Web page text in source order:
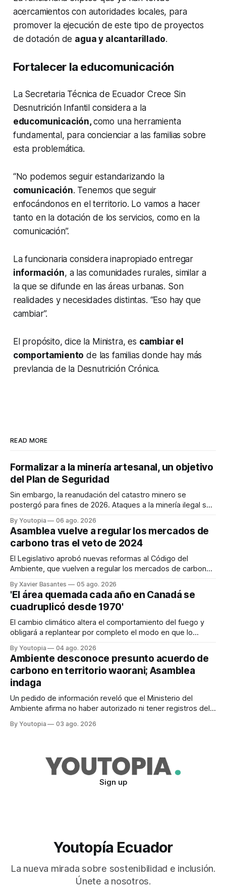
acercamientos con autoridades locales, para
promover la ejecución de este tipo de proyectos
de dotación de agua y alcantarillado.
Fortalecer la educomunicación
La Secretaria Técnica de Ecuador Crece Sin
Desnutrición Infantil considera a la
educomunicación,como una herramienta
fundamental, para concienciar a las familias sobre
esta problemática.
“No podemos seguir estandarizando la
comunicación. Tenemos que seguir
enfocándonos en el territorio. Lo vamos a hacer
tanto en la dotación de los servicios, como en la
comunicación”.
La funcionaria considera inapropiado entregar
información, a las comunidades rurales, similar a
la que se difunde en las áreas urbanas. Son
realidades y necesidades distintas. “Eso hay que
cambiar”.
El propósito, dice la Ministra, es cambiar el
comportamiento de las familias donde hay más
prevlancia de la Desnutrición Crónica.
READ MORE
Formalizar a la minería artesanal, un objetivo
del Plan de Seguridad
Sin embargo, la reanudación del catastro minero se
postergó para fines de 2026. Ataques a la minería ilegal se
By Youtopia 06 ago. 2026
Asamblea vuelve a regular los mercados de
carbono tras el veto de 2024
El Legislativo aprobó nuevas reformas al Código del
Ambiente, que vuelven a regular los mercados de carbono,
By Xavier Basantes 05 ago. 2026
'El área quemada cada año en Canadá se
cuadruplicó desde 1970'
El cambio climático altera el comportamiento del fuego y
obligará a replantear por completo el modo en que lo
By Youtopia 04 ago. 2026
Ambiente desconoce presunto acuerdo de
carbono en territorio waorani; Asamblea
indaga
Un pedido de información reveló que el Ministerio del
Ambiente afirma no haber autorizado ni tener registros del
By Youtopia 03 ago. 2026
Sign up
Youtopía Ecuador
La nueva mirada sobre sostenibilidad e inclusión.
Únete a nosotros.